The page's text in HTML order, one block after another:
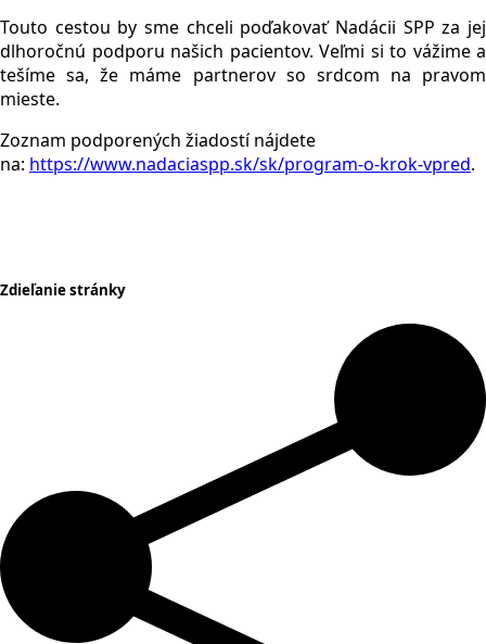
Touto cestou by sme chceli poďakovať Nadácii SPP za jej
dlhoročnú podporu našich pacientov. Veľmi si to vážime a
tešíme sa, že máme partnerov so srdcom na pravom
mieste.
Zoznam podporených žiadostí nájdete
na: https://www.nadaciaspp.sk/sk/program-o-krok-vpred.
Zdieľanie stránky